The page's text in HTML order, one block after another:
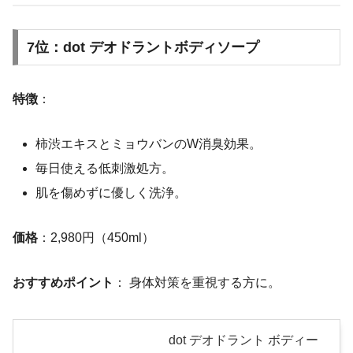
7位：dot デオドラントボディソープ
特徴 ：
柿渋エキスとミョウバンのW消臭効果。
毎日使える低刺激処方。
肌を傷めずに優しく洗浄。
価格 ：2,980円（450ml）
おすすめポイント ： 身体対策を重視する方に。
dot デオドラント ボディー